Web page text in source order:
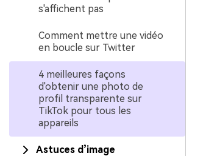
s'affichent pas
Comment mettre une vidéo
en boucle sur Twitter
4 meilleures façons
d'obtenir une photo de
profil transparente sur
TikTok pour tous les
appareils
Astuces d’image